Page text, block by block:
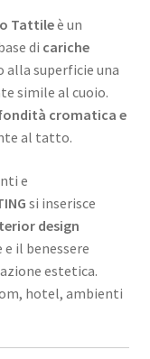
Tattileè un
di cariche
alla superficie una
simile al cuoio.
cromatica e
al tatto.
e
si inserisce
design
e il benessere
estetica.
hotel, ambienti